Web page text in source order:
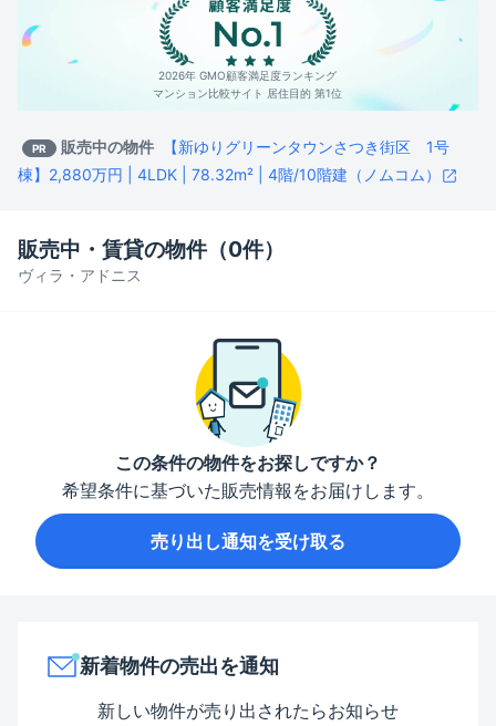
2026年 GMO顧客満足度ランキング
マンション比較サイト 居住目的 第1位
PR 販売中の物件
【新ゆりグリーンタウンさつき街区 1号
棟】2,880万円 | 4LDK | 78.32m² | 4階/10階建（ノムコム）
ヴィラ・アドニス
販売中・賃貸の物件（0件）
この条件の物件をお探しですか？
希望条件に基づいた販売情報をお届けします。
売り出し通知を受け取る
新着物件の売出を通知
新しい物件が売り出されたらお知らせ